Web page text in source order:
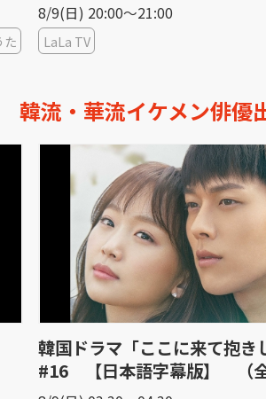
8/9(日) 21:00〜22:00
LaLa TV
韓流・華流イケメン俳優
韓◆ボーイフレンド＃７＜ノ
［字］